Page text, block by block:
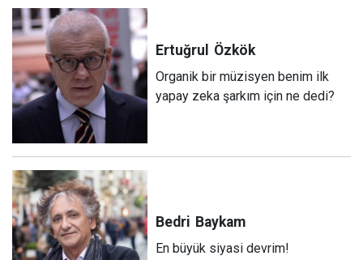
Ertuğrul Özkök
Organik bir müzisyen benim ilk
yapay zeka şarkım için ne dedi?
Bedri Baykam
En büyük siyasi devrim!